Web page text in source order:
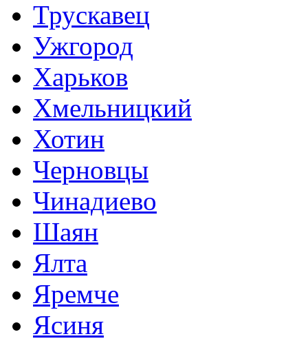
Трускавец
Ужгород
Харьков
Хмельницкий
Хотин
Черновцы
Чинадиево
Шаян
Ялта
Яремче
Ясиня